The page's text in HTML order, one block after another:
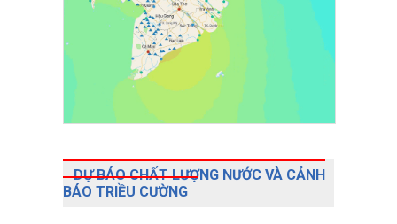
DỰ BÁO CHẤT LƯỢNG NƯỚC VÀ CẢNH
BÁO TRIỀU CƯỜNG